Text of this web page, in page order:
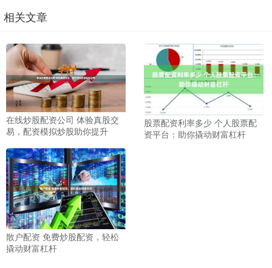
相关文章
在线炒股配资公司 体验真股交
易，配资模拟炒股助你提升
股票配资利率多少 个人股票配
资平台：助你撬动财富杠杆
散户配资 免费炒股配资，轻松
撬动财富杠杆